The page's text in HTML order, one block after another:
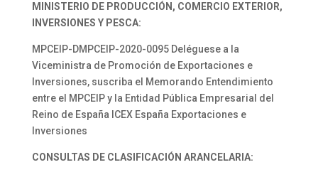
MINISTERIO DE PRODUCCIÓN, COMERCIO EXTERIOR,
INVERSIONES Y PESCA:
MPCEIP-DMPCEIP-2020-0095 Deléguese a la
Viceministra de Promoción de Exportaciones e
Inversiones, suscriba el Memorando Entendimiento
entre el MPCEIP y la Entidad Pública Empresarial del
Reino de España ICEX España Exportaciones e
Inversiones
CONSULTAS DE CLASIFICACIÓN ARANCELARIA: